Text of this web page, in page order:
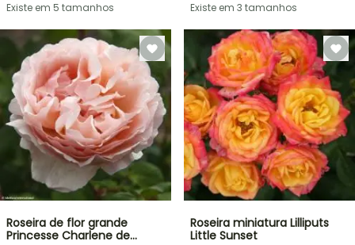
Existe em 5 tamanhos
Existe em 3 tamanhos
Roseira de flor grande
Princesse Charlene de…
Roseira miniatura Lilliputs
Little Sunset